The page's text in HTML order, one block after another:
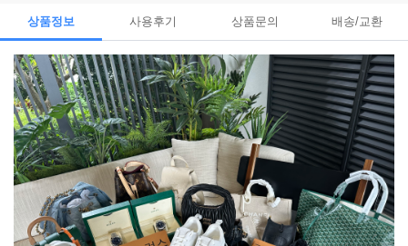
상품정보 사용후기 상품문의 배송/교환